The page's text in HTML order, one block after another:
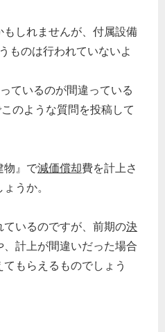
しれませんが、付属設備
ものは行われていないよ
ているのが間違っている
のような質問を投稿して
物』で減価償却費を計上さ
うか。
ているのですが、前期の決
計上が間違いだった場合
もらえるものでしょう
に投稿しますか？